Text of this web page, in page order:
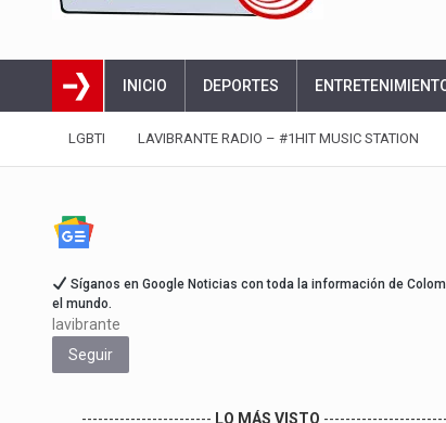
INICIO DEPORTES
LGBTI LAVIBRANTE RADIO – #1HIT MUSIC STATION
Síganos en Google Noticias con toda la información de
el mundo.
lavibrante
Seguir
------------------------ LO MÁS VISTO